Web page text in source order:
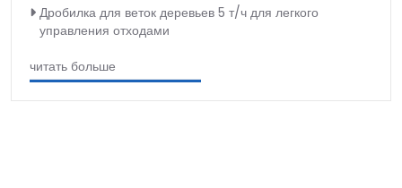
Дробилка для веток деревьев 5 т/ч для легкого
управления отходами
читать больше